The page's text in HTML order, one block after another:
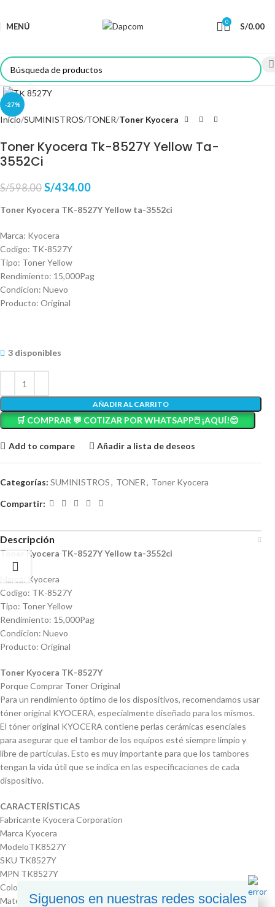
MENÚ 0 S/0.00
-27%
Haga Click para agrandar
Inicio SUMINISTROS TONER Toner Kyocera
Toner Kyocera Tk-8527Y Yellow Ta-
3552Ci
S/598.00 S/434.00
Toner Kyocera TK-8527Y Yellow ta-3552ci
Marca: Kyocera
Codigo: TK-8527Y
Tipo: Toner Yellow
Rendimiento: 15,000Pag
Condicion: Nuevo
Producto: Original
3 disponibles
AÑADIR AL CARRITO
🛒 COMPRAR 💬 COTIZAR POR WHATSAPP🖱️ ¡AQUÍ!😊
Add to compare Añadir a lista de deseos
Categorías: SUMINISTROS, TONER, Toner Kyocera
Compartir:
Descripción
Toner Kyocera TK-8527Y Yellow ta-3552ci
Marca: Kyocera
Codigo: TK-8527Y
Tipo: Toner Yellow
Rendimiento: 15,000Pag
Condicion: Nuevo
Producto: Original
Toner Kyocera TK-8527Y
Porque Comprar Toner Original
Para un rendimiento óptimo de los dispositivos, recomendamos usar
tóner original KYOCERA, especialmente diseñado para los mismos.
El tóner original KYOCERA contiene perlas cerámicas esenciales
para asegurar que el tambor de los equipos esté siempre limpio y
libre de partículas. Esto es muy importante para que los tambores
tengan la vida útil que se indica en las especificaciones de cada
dispositivo.
CARACTERÍSTICAS
Fabricante Kyocera Corporation
Marca Kyocera
ModeloTK8527Y
SKU TK8527Y
MPN TK8527Y
ColorYellow
MaterialCartucho de tonerSerieTK-8527Y
Siguenos en nuestras redes sociales